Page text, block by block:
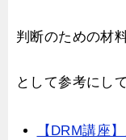
判断のための材
として参考にし
【DRM講座